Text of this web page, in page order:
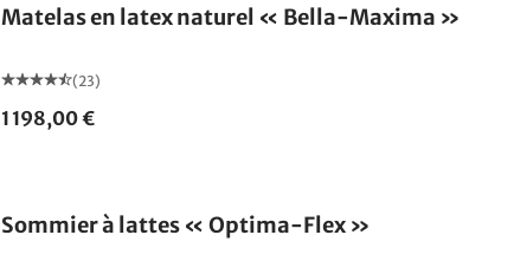
Matelas en latex naturel « Bella-Maxima »
(23)
1 198,00 €
Sommier à lattes « Optima-Flex »